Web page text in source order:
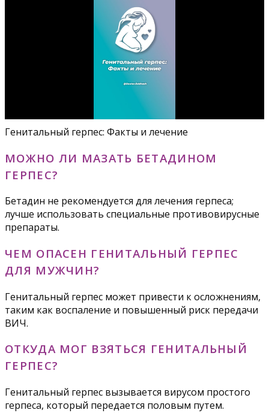
Генитальный герпес: Факты и лечение
МОЖНО ЛИ МАЗАТЬ БЕТАДИНОМ
ГЕРПЕС?
Бетадин не рекомендуется для лечения герпеса;
лучше использовать специальные противовирусные
препараты.
ЧЕМ ОПАСЕН ГЕНИТАЛЬНЫЙ ГЕРПЕС
ДЛЯ МУЖЧИН?
Генитальный герпес может привести к осложнениям,
таким как воспаление и повышенный риск передачи
ВИЧ.
ОТКУДА МОГ ВЗЯТЬСЯ ГЕНИТАЛЬНЫЙ
ГЕРПЕС?
Генитальный герпес вызывается вирусом простого
герпеса, который передается половым путем.